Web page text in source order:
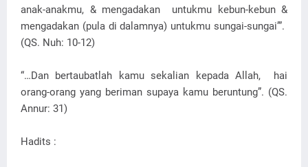
anak-anakmu, & mengadakan untukmu kebun-kebun &
mengadakan (pula di dalamnya) untukmu sungai-sungai’”.
(QS. Nuh: 10-12)
“…Dan bertaubatlah kamu sekalian kepada Allah, hai
orang-orang yang beriman supaya kamu beruntung”. (QS.
Annur: 31)
Hadits :